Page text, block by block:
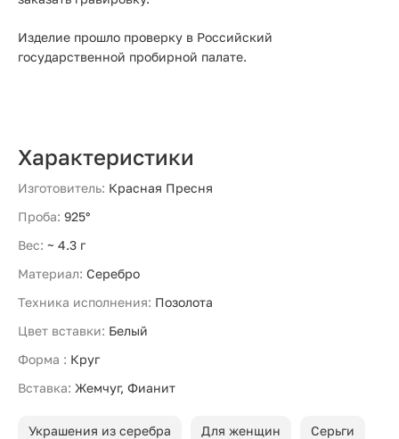
Изделие прошло проверку в Российский
государственной пробирной палате.
Характеристики
Изготовитель: Красная Пресня
Проба: 925°
Вес: ~ 4.3 г
Материал: Серебро
Техника исполнения: Позолота
Цвет вставки: Белый
Форма : Круг
Вставка: Жемчуг, Фианит
Украшения из серебра Для женщин Серьги